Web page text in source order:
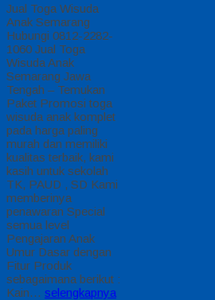
Jual Toga Wisuda
Anak Semarang
Hubungi 0812-2282-
1060 Jual Toga
Wisuda Anak
Semarang Jawa
Tengah – Temukan
Paket Promosi toga
wisuda anak komplet
pada harga paling
murah dan memiliki
kualitas terbaik, kami
kasih untuk sekolah
TK, PAUD , SD Kami
memberinya
penawaran Special
semua level
Pengajaran Anak
Umur Dasar dengan
Fitur Produk
sebagaimana berikut :
Kain… selengkapnya